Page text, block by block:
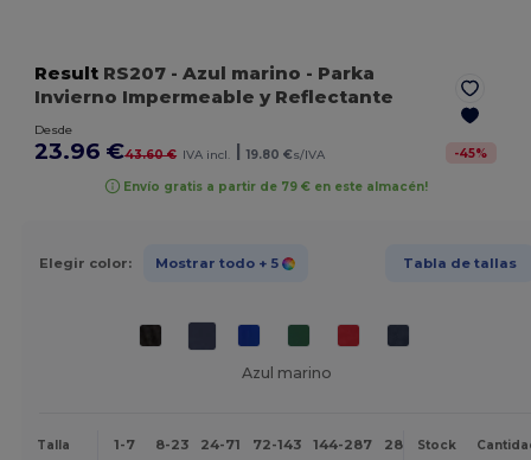
Result RS207 - Azul marino - Parka
Invierno Impermeable y Reflectante
Desde
23.96 €43.60 € IVA incl. 19.80 €s/IVA -45%
Envío gratis a partir de 79 € en este almacén!
Elegir color: Mostrar todo + 5 Tabla de tallas
Azul marino
Talla 1-7 8-23 24-71 72-143 144-287 288 + Más
Stock